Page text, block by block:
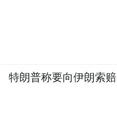
特朗普称要向伊朗索赔